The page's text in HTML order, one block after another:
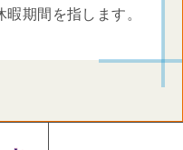
暇期間を指します。